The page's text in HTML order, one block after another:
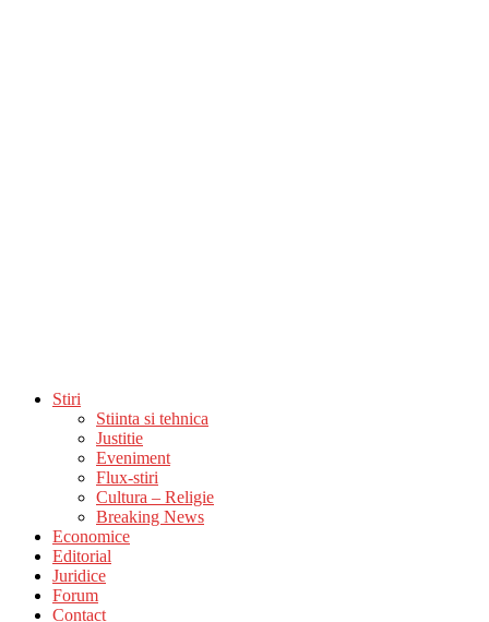
Stiri
Stiinta si tehnica
Justitie
Eveniment
Flux-stiri
Cultura – Religie
Breaking News
Economice
Editorial
Juridice
Forum
Contact